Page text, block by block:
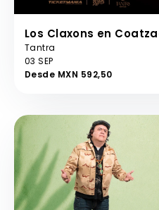
Los Claxons en
Tantra
03 SEP
Desde MXN 592,50